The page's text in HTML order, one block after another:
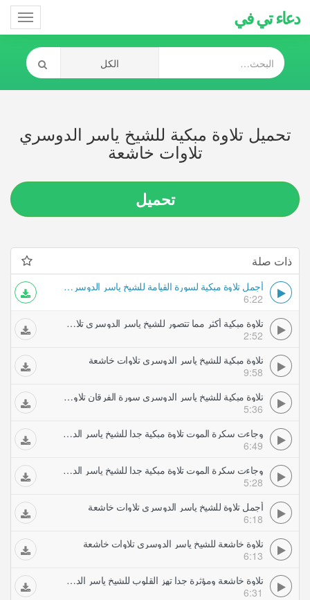
دعاء تي في
تحميل تلاوة مبكية للشيخ ياسر الدوسري
تلاوات خاشعة
تحميل
ذات صلة
أجمل تلاوة مبكية لسورة القيامة للشيخ ياسر الدوسري تلاوات خاشعة
6:22
تلاوة مبكية أكثر مما تتصور للشيخ ياسر الدوسري تلاوات خاشعة
2:52
تلاوة مبكية للشيخ ياسر الدوسري تلاوات خاشعة
9:58
تلاوة مبكية للشيخ ياسر الدوسري سورة الفرقان تلاوات خاشعة
5:36
وجاءت سكرة الموت تلاوة مبكية جدا للشيخ ياسر الدوسري (2) تلاوات خاشعة
6:49
وجاءت سكرة الموت تلاوة مبكية جدا للشيخ ياسر الدوسري تلاوات خاشعة
5:28
أجمل تلاوة للشيخ ياسر الدوسري تلاوات خاشعة
6:18
تلاوة خاشعة للشيخ ياسر الدوسري تلاوات خاشعة
6:13
تلاوة خاشعة ومؤثرة جدا تهز القلوب للشيخ ياسر الدوسري تلاوات خاشعة
6:31